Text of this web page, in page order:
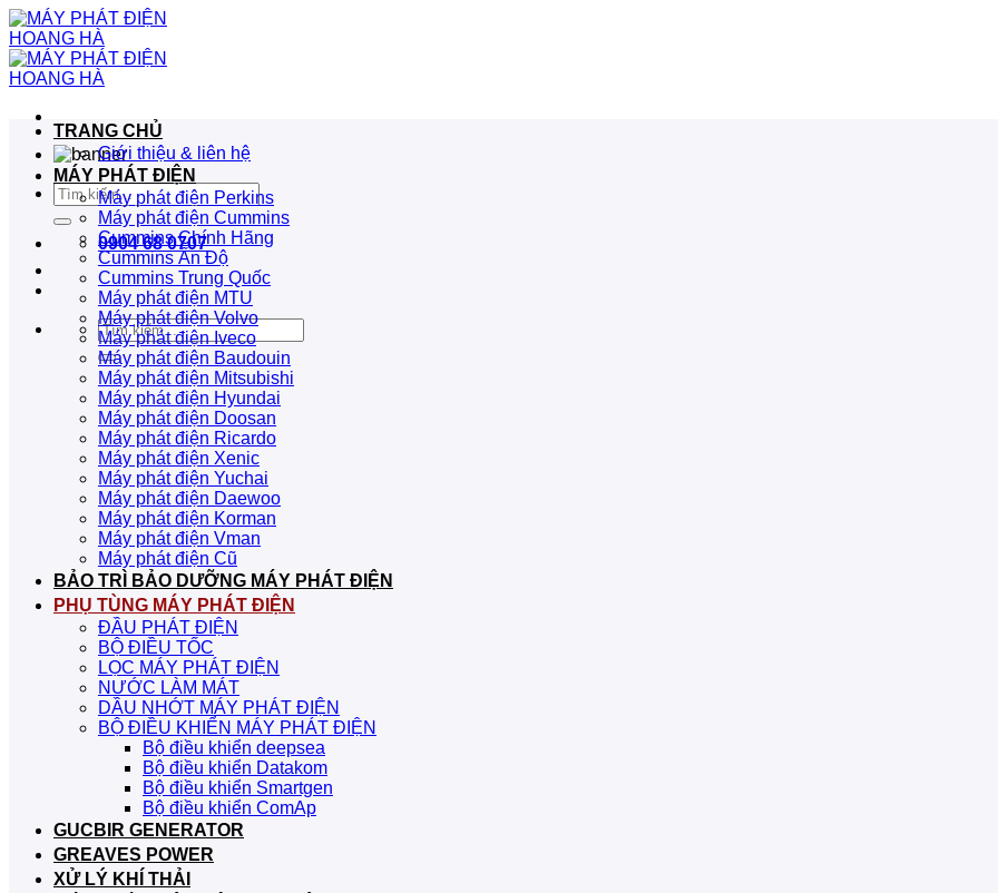
Bỏ
qua
nội
dung
Tìm
kiếm:
0904 68 0707
Tìm
kiếm:
TRANG CHỦ
Giới thiệu & liên hệ
MÁY PHÁT ĐIỆN
Máy phát điện Perkins
Máy phát điện Cummins
Cummins Chính Hãng
Cummins Ấn Độ
Cummins Trung Quốc
Máy phát điện MTU
Máy phát điện Volvo
Máy phát điện Iveco
Máy phát điện Baudouin
Máy phát điện Mitsubishi
Máy phát điện Hyundai
Máy phát điện Doosan
Máy phát điện Ricardo
Máy phát điện Xenic
Máy phát điện Yuchai
Máy phát điện Daewoo
Máy phát điện Korman
Máy phát điện Vman
Máy phát điện Cũ
BẢO TRÌ BẢO DƯỠNG MÁY PHÁT ĐIỆN
PHỤ TÙNG MÁY PHÁT ĐIỆN
ĐẦU PHÁT ĐIỆN
BỘ ĐIỀU TỐC
LỌC MÁY PHÁT ĐIỆN
NƯỚC LÀM MÁT
DẦU NHỚT MÁY PHÁT ĐIỆN
BỘ ĐIỀU KHIỂN MÁY PHÁT ĐIỆN
Bộ điều khiển deepsea
Bộ điều khiển Datakom
Bộ điều khiển Smartgen
Bộ điều khiển ComAp
GUCBIR GENERATOR
GREAVES POWER
XỬ LÝ KHÍ THẢI